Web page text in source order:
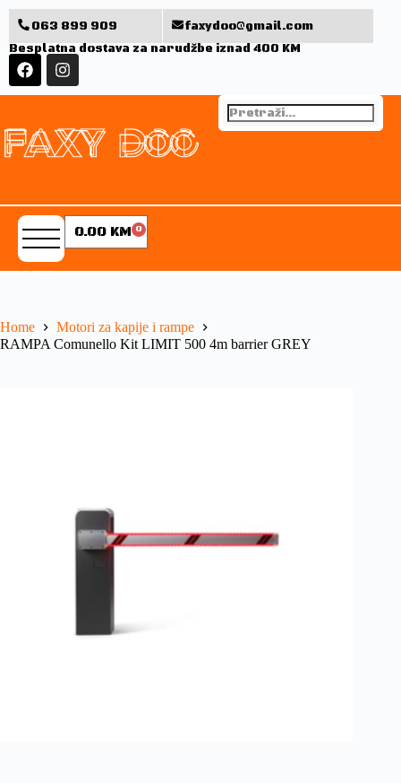
063 899 909
faxydoo@gmail.com
Besplatna dostava za narudžbe iznad 400 KM
0.00 KM 0
Home
Motori za kapije i rampe
RAMPA Comunello Kit LIMIT 500 4m barrier GREY